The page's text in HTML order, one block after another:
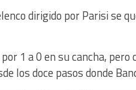
dirigido por Parisi se
1 a 0 en su cancha,
los doce pasos donde